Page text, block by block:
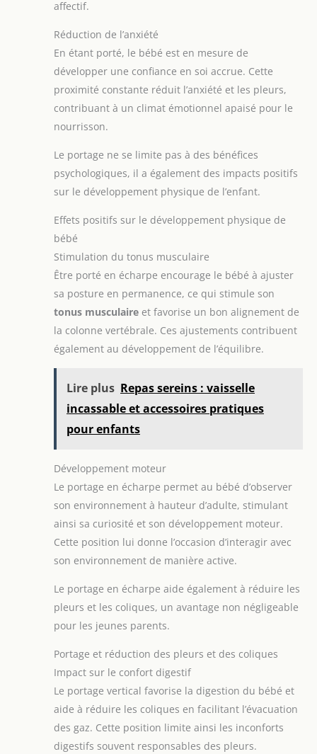
affectif.
Réduction de l’anxiété
En étant porté, le bébé est en mesure de
développer une confiance en soi accrue. Cette
proximité constante réduit l’anxiété et les pleurs,
contribuant à un climat émotionnel apaisé pour le
nourrisson.
Le portage ne se limite pas à des bénéfices
psychologiques, il a également des impacts positifs
sur le développement physique de l’enfant.
Effets positifs sur le développement physique de
bébé
Stimulation du tonus musculaire
Être porté en écharpe encourage le bébé à ajuster
sa posture en permanence, ce qui stimule son
tonus musculaire et favorise un bon alignement de
la colonne vertébrale. Ces ajustements contribuent
également au développement de l’équilibre.
Lire plus Repas sereins : vaisselle
incassable et accessoires pratiques
pour enfants
Développement moteur
Le portage en écharpe permet au bébé d’observer
son environnement à hauteur d’adulte, stimulant
ainsi sa curiosité et son développement moteur.
Cette position lui donne l’occasion d’interagir avec
son environnement de manière active.
Le portage en écharpe aide également à réduire les
pleurs et les coliques, un avantage non négligeable
pour les jeunes parents.
Portage et réduction des pleurs et des coliques
Impact sur le confort digestif
Le portage vertical favorise la digestion du bébé et
aide à réduire les coliques en facilitant l’évacuation
des gaz. Cette position limite ainsi les inconforts
digestifs souvent responsables des pleurs.